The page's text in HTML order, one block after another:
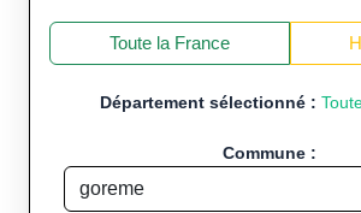
Toute la France
Département sélectionné :
Commune :